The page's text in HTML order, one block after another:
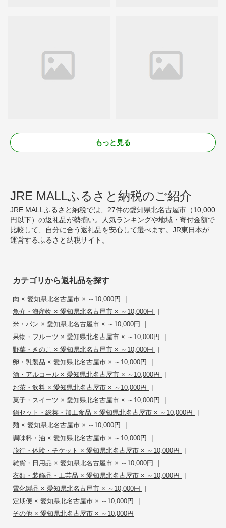
もっと見る
JRE MALLふるさと納税のご紹介
JRE MALLふるさと納税では、27件の愛知県北名古屋市（10,000
円以下）の返礼品が勢揃い。人気ランキングや地域・寄付金額で
比較して、自分に合う返礼品を安心して選べます。JR東日本が
運営するふるさと納税サイト。
カテゴリから返礼品を探す
肉 × 愛知県北名古屋市 × ～10,000円 |
魚介・海産物 × 愛知県北名古屋市 × ～10,000円 |
米・パン × 愛知県北名古屋市 × ～10,000円 |
果物・フルーツ × 愛知県北名古屋市 × ～10,000円 |
野菜・きのこ × 愛知県北名古屋市 × ～10,000円 |
卵・乳製品 × 愛知県北名古屋市 × ～10,000円 |
酒・アルコール × 愛知県北名古屋市 × ～10,000円 |
お茶・飲料 × 愛知県北名古屋市 × ～10,000円 |
菓子・スイーツ × 愛知県北名古屋市 × ～10,000円 |
鍋セット・総菜・加工食品 × 愛知県北名古屋市 × ～10,000円 |
麺 × 愛知県北名古屋市 × ～10,000円 |
調味料・油 × 愛知県北名古屋市 × ～10,000円 |
旅行・体験・チケット × 愛知県北名古屋市 × ～10,000円 |
雑貨・日用品 × 愛知県北名古屋市 × ～10,000円 |
衣類・装飾品・工芸品 × 愛知県北名古屋市 × ～10,000円 |
電化製品 × 愛知県北名古屋市 × ～10,000円 |
定期便 × 愛知県北名古屋市 × ～10,000円 |
その他 × 愛知県北名古屋市 × ～10,000円